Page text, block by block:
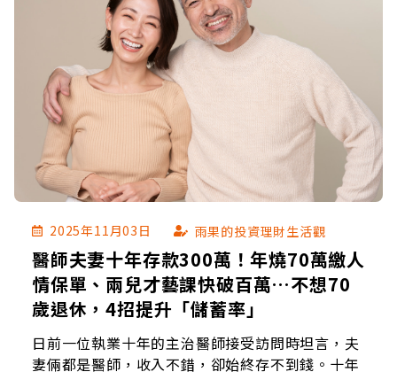
2025年11月03日 雨果的投資理財生活觀
醫師夫妻十年存款300萬！年燒70萬繳人
情保單、兩兒才藝課快破百萬…不想70
歲退休，4招提升「儲蓄率」
日前一位執業十年的主治醫師接受訪問時坦言，夫
妻倆都是醫師，收入不錯，卻始終存不到錢。十年